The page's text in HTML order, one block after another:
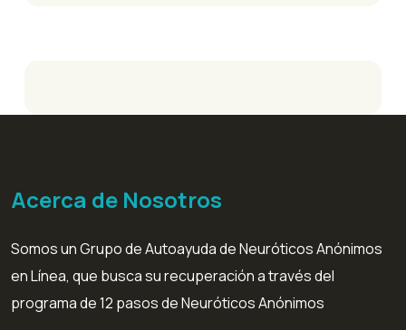
Acerca de Nosotros
Somos un Grupo de Autoayuda de Neuróticos Anónimos
en Línea, que busca su recuperación a través del
programa de 12 pasos de Neuróticos Anónimos